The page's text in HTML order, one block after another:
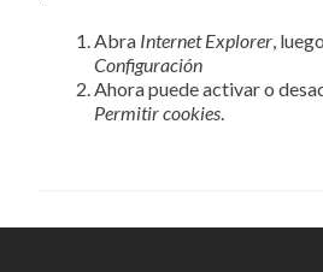
Abra Internet Explorer, luego
Configuración
Ahora puede activar o
Permitir cookies.